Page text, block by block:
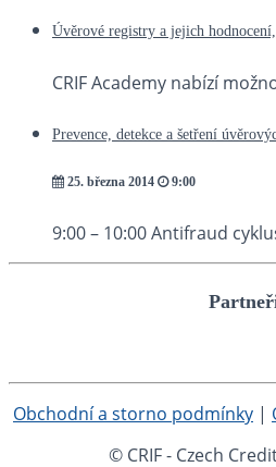
Úvěrové registry a jejich
CRIF Academy nabízí
Prevence, detekce a šetření
25. března 2014 9:00
9:00 – 10:00 Antifraud
Obchodní a storno podmínky |
© CRIF - Czech